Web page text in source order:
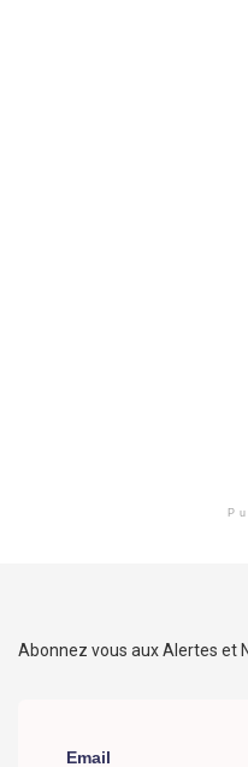
Abonnez vous aux Alertes et
Email